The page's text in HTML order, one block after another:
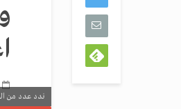
ندد عدد من